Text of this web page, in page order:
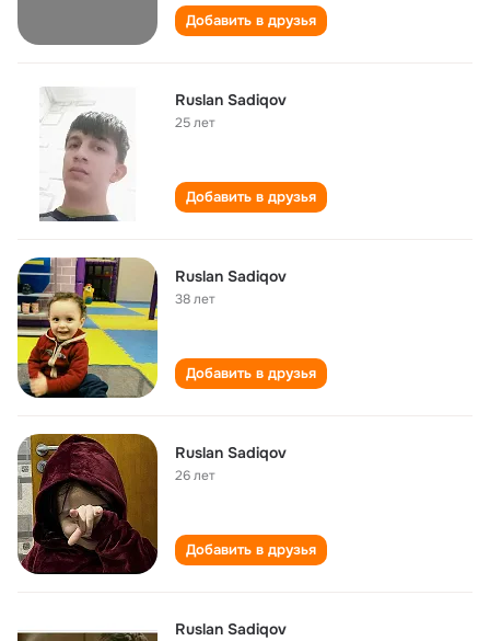
Добавить в друзья
Ruslan Sadiqov
25 лет
Добавить в друзья
Ruslan Sadiqov
38 лет
Добавить в друзья
Ruslan Sadiqov
26 лет
Добавить в друзья
Ruslan Sadiqov